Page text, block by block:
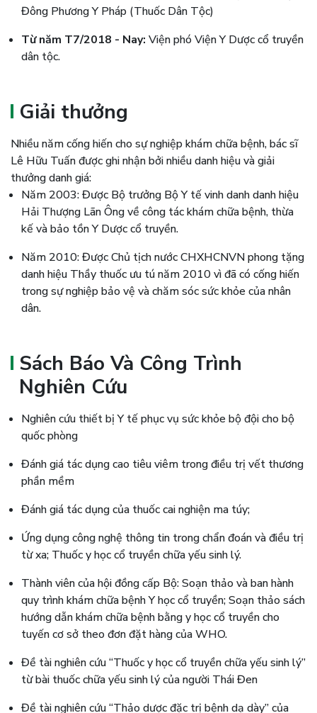
Đông Phương Y Pháp (Thuốc Dân Tộc)
Từ năm T7/2018 - Nay: Viện phó Viện Y Dược cổ truyền
dân tộc.
Giải thưởng
Nhiều năm cống hiến cho sự nghiệp khám chữa bệnh, bác sĩ
Lê Hữu Tuấn được ghi nhận bởi nhiều danh hiệu và giải
thưởng danh giá:
Năm 2003: Được Bộ trưởng Bộ Y tế vinh danh danh hiệu
Hải Thượng Lãn Ông về công tác khám chữa bệnh, thừa
kế và bảo tồn Y Dược cổ truyền.
Năm 2010: Được Chủ tịch nước CHXHCNVN phong tặng
danh hiệu Thầy thuốc ưu tú năm 2010 vì đã có cống hiến
trong sự nghiệp bảo vệ và chăm sóc sức khỏe của nhân
dân.
Sách Báo Và Công Trình
Nghiên Cứu
Nghiên cứu thiết bị Y tế phục vụ sức khỏe bộ đội cho bộ
quốc phòng
Đánh giá tác dụng cao tiêu viêm trong điều trị vết thương
phần mềm
Đánh giá tác dụng của thuốc cai nghiện ma túy;
Ứng dụng công nghệ thông tin trong chẩn đoán và điều trị
từ xa; Thuốc y học cổ truyền chữa yếu sinh lý.
Thành viên của hội đồng cấp Bộ: Soạn thảo và ban hành
quy trình khám chữa bệnh Y học cổ truyền; Soạn thảo sách
hướng dẫn khám chữa bệnh bằng y học cổ truyền cho
tuyến cơ sở theo đơn đặt hàng của WHO.
Đề tài nghiên cứu “Thuốc y học cổ truyền chữa yếu sinh lý”
từ bài thuốc chữa yếu sinh lý của người Thái Đen
Đề tài nghiên cứu “Thảo dược đặc trị bệnh dạ dày” của